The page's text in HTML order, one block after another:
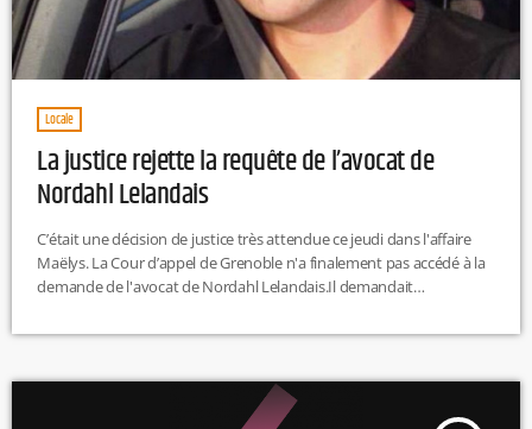
Locale
La justice rejette la requête de l’avocat de
Nordahl Lelandais
C’était une décision de justice très attendue ce jeudi dans l'affaire
Maëlys. La Cour d’appel de Grenoble n'a finalement pas accédé à la
demande de l'avocat de Nordahl Lelandais.Il demandait
l’ancien maître-chien. Celui-ci affirme que Nordahl Lelandais lui a
codétenu avait alors alerté l’administration pénitentiaire.